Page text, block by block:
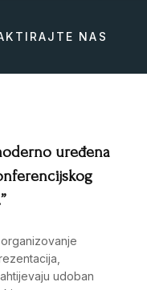
NAS
uređena
udoban